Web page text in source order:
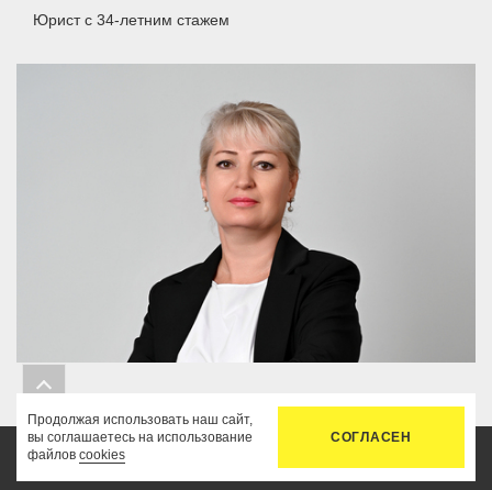
Юристс 34-летним стажем
Эксперт отдела юридического сопровождения
с 20-летним стажем
Продолжая использовать наш сайт,
вы соглашаетесь на использование
файлов cookies
СОГЛАСЕН